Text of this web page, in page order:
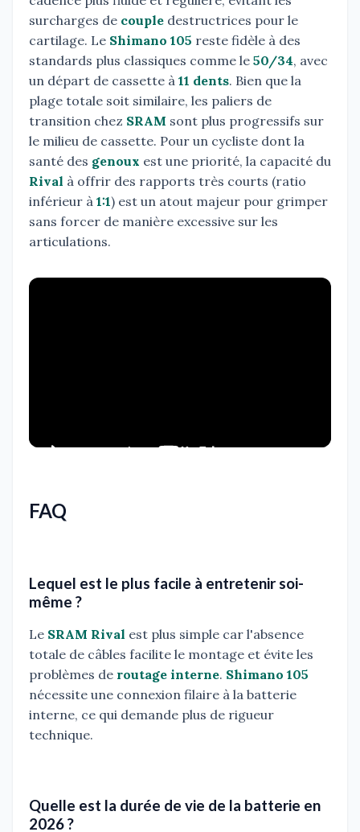
surcharges de couple destructrices pour le
cartilage. Le Shimano 105 reste fidèle à des
standards plus classiques comme le 50/34, avec
un départ de cassette à 11 dents. Bien que la
plage totale soit similaire, les paliers de
transition chez SRAM sont plus progressifs sur
le milieu de cassette. Pour un cycliste dont la
santé des genoux est une priorité, la capacité du
Rival à offrir des rapports très courts (ratio
inférieur à 1:1) est un atout majeur pour grimper
sans forcer de manière excessive sur les
articulations.
FAQ
Lequel est le plus facile à entretenir soi-
même ?
Le SRAM Rival est plus simple car l'absence
totale de câbles facilite le montage et évite les
problèmes de routage interne. Shimano 105
nécessite une connexion filaire à la batterie
interne, ce qui demande plus de rigueur
technique.
Quelle est la durée de vie de la batterie en
2026 ?